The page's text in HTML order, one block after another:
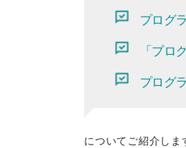
プログ
「プロ
プログ
についてご紹介しま